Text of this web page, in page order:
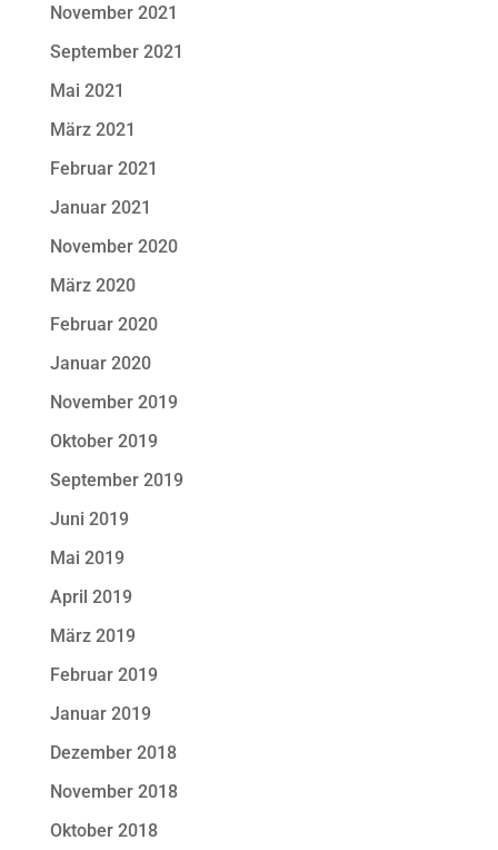
November 2021
September 2021
Mai 2021
März 2021
Februar 2021
Januar 2021
November 2020
März 2020
Februar 2020
Januar 2020
November 2019
Oktober 2019
September 2019
Juni 2019
Mai 2019
April 2019
März 2019
Februar 2019
Januar 2019
Dezember 2018
November 2018
Oktober 2018